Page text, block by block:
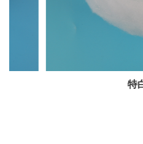
特白